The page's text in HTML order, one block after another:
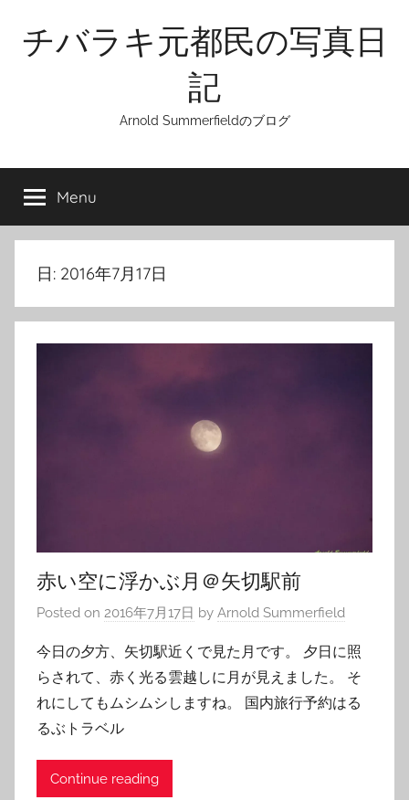
content
チバラキ元都民の写真日
記
Arnold Summerfieldのブログ
Menu
日: 2016年7月17日
赤い空に浮かぶ月＠矢切駅前
Posted on 2016年7月17日 by Arnold Summerfield
今日の夕方、矢切駅近くで見た月です。 夕日に照
らされて、赤く光る雲越しに月が見えました。 そ
れにしてもムシムシしますね。 国内旅行予約はる
るぶトラベル
Continue reading